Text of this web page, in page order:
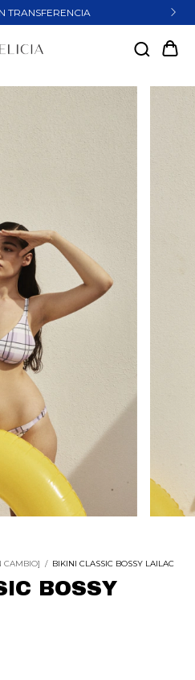
TRANSFERENCIA
CAMBIO] / BIKINI CLASSIC BOSSY LAILAC
BOSSY